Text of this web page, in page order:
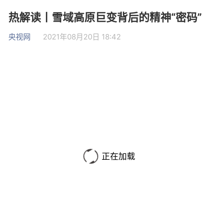
热解读丨雪域高原巨变背后的精神“密码”
央视网 2021年08月20日 18:42
正在加载